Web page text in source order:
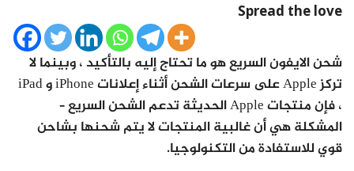
Spread the love
شحن الايفون السريع هو ما تحتاج إليه بالتأكيد ، وبينما لا
تركز Apple على سرعات الشحن أثناء إعلانات iPhone و iPad
، فإن منتجات Apple الحديثة تدعم الشحن السريع –
المشكلة هي أن غالبية المنتجات لا يتم شحنها بشاحن
قوي للاستفادة من التكنولوجيا.